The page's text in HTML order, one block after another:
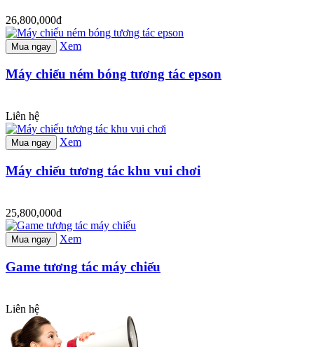
26,800,000đ
Mua ngay Xem
Máy chiếu ném bóng tương tác epson
Liên hệ
Mua ngay Xem
Máy chiếu tương tác khu vui chơi
25,800,000đ
Mua ngay Xem
Game tương tác máy chiếu
Liên hệ